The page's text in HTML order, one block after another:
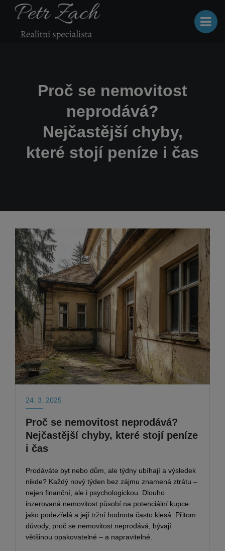
Proč se nemovitost
neprodává?
Nejčastější chyby,
které stojí peníze i čas
24. 3. 2025
Proč se nemovitost neprodává?
Nejčastější chyby, které stojí peníze
i čas
Prodáváte byt nebo dům, ale týdny ubíhají a výsledek
nikde? Každý nový týden bez zájmu znamená ztrátu –
nejen finanční, ale i psychologickou. Dlouho
inzerovaná nemovitost působí na potenciální kupce
jako podezřelá a její tržní hodnota často klesá. Přitom
důvody, proč se nemovitost neprodává, bývají
většinou opakovatelné – a napravitelné.